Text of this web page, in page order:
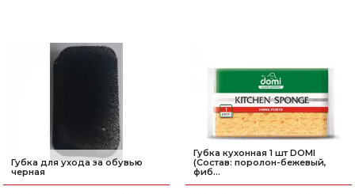
Губка для ухода за обувью
черная
Губка кухонная 1 шт DOMI
(Состав: поролон-бежевый,
фиб...